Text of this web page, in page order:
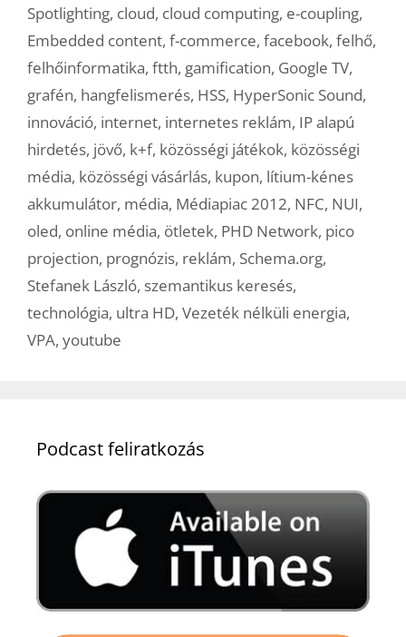
Spotlighting, cloud, cloud computing, e-coupling,
Embedded content, f-commerce, facebook, felhő,
felhőinformatika, ftth, gamification, Google TV,
grafén, hangfelismerés, HSS, HyperSonic Sound,
innováció, internet, internetes reklám, IP alapú
hirdetés, jövő, k+f, közösségi játékok, közösségi
média, közösségi vásárlás, kupon, lítium-kénes
akkumulátor, média, Médiapiac 2012, NFC, NUI,
oled, online média, ötletek, PHD Network, pico
projection, prognózis, reklám, Schema.org,
Stefanek László, szemantikus keresés,
technológia, ultra HD, Vezeték nélküli energia,
VPA, youtube
Podcast feliratkozás